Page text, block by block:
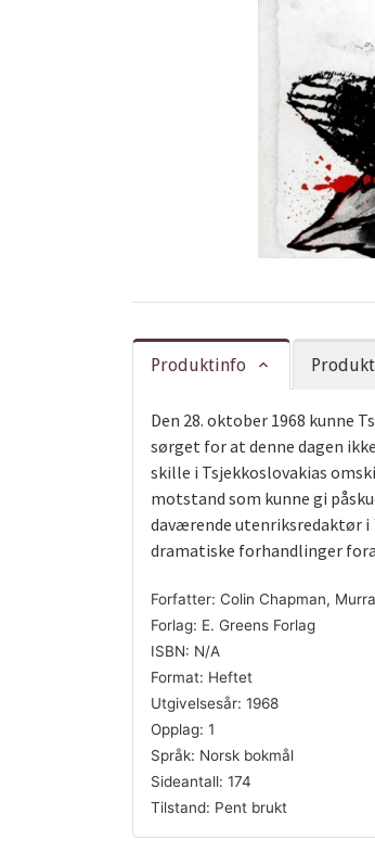
Produktinfo
Den 28. oktober 1968 kunne
sørget for at denne dagen
skille i Tsjekkoslovakias
motstand som kunne gi
daværende utenriksredaktør i
dramatiske forhandlinger
Forfatter: Colin Chapman,
Forlag: E. Greens Forlag
ISBN: N/A
Format: Heftet
Utgivelsesår: 1968
Opplag: 1
Språk: Norsk bokmål
Sideantall: 174
Tilstand: Pent brukt